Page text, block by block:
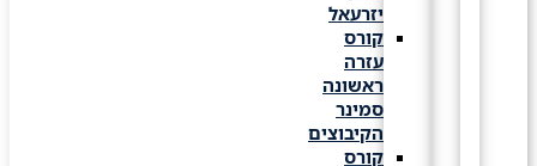
יזרעאל
קורס
עזרה
ראשונה
סמינר
הקיבוצים
קורס